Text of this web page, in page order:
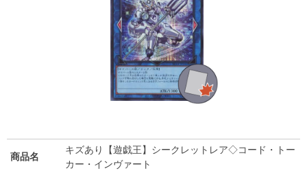
商品名
キズあり【遊戯王】シークレットレア◇コード・トー
カー・インヴァート